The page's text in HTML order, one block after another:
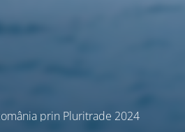
prin Pluritrade 2024